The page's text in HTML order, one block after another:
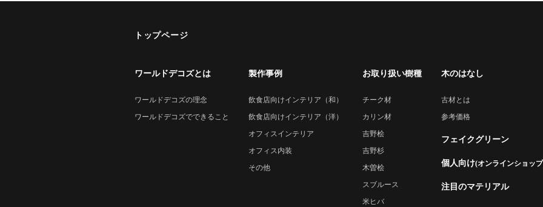
トップページ
ワールドデコズとは
ワールドデコズの理念
ワールドデコズでできること
製作事例
飲食店向けインテリア（和）
飲食店向けインテリア（洋）
オフィスインテリア
オフィス内装
その他
お取り扱い樹種
チーク材
カリン材
吉野桧
吉野杉
木曽桧
スブルース
米ヒバ
木のはなし
古材とは
参考価格
フェイクグリーン
個人向け(オンラインショッ
注目のマテリアル